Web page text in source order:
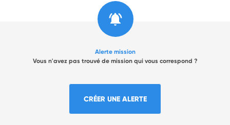
Alerte mission
Vous n'avez pas trouvé de mission qui vous correspond ?
CRÉER UNE ALERTE